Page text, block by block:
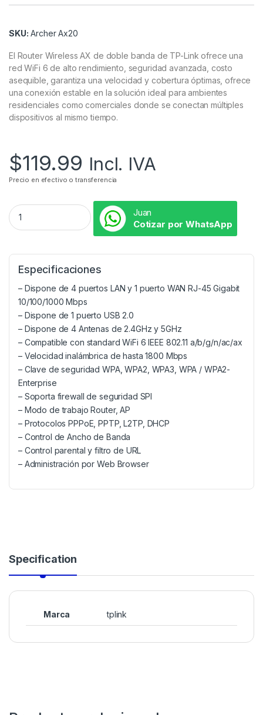
SKU: Archer Ax20
El Router Wireless AX de doble banda de TP-Link ofrece una
red WiFi 6 de alto rendimiento, seguridad avanzada, costo
asequible, garantiza una velocidad y cobertura óptimas, ofrece
una conexión estable en la solución ideal para ambientes
residenciales como comerciales donde se conectan múltiples
dispositivos al mismo tiempo.
$119.99 Incl. IVA
Precio en efectivo o transferencia
Juan
Cotizar por WhatsApp
Especificaciones
– Dispone de 4 puertos LAN y 1 puerto WAN RJ-45 Gigabit
10/100/1000 Mbps
– Dispone de 1 puerto USB 2.0
– Dispone de 4 Antenas de 2.4GHz y 5GHz
– Compatible con standard WiFi 6 IEEE 802.11 a/b/g/n/ac/ax
– Velocidad inalámbrica de hasta 1800 Mbps
– Clave de seguridad WPA, WPA2, WPA3, WPA / WPA2-
Enterprise
– Soporta firewall de seguridad SPI
– Modo de trabajo Router, AP
– Protocolos PPPoE, PPTP, L2TP, DHCP
– Control de Ancho de Banda
– Control parental y filtro de URL
– Administración por Web Browser
Specification
Marca tplink